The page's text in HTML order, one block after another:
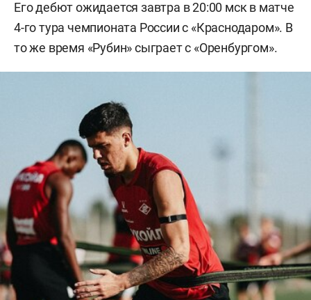
Его дебют ожидается завтра в 20:00 мск в матче
4-го тура чемпионата России с «Краснодаром». В
то же время «Рубин» сыграет с «Оренбургом».